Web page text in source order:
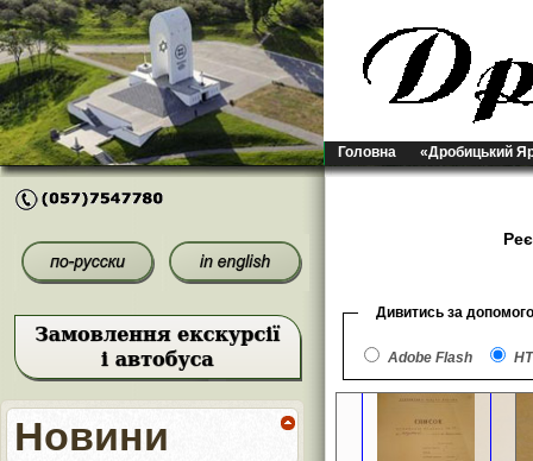
Головна «Дробицький
Новини
Дивитись за
Adobe Flash